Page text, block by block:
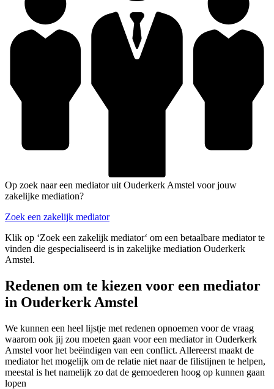
Op zoek naar een mediator uit Ouderkerk Amstel voor jouw
zakelijke mediation?
Zoek een zakelijk mediator
Klik op ‘Zoek een zakelijk mediator‘ om een betaalbare mediator te
vinden die gespecialiseerd is in zakelijke mediation Ouderkerk
Amstel.
Redenen om te kiezen voor een mediator
in Ouderkerk Amstel
We kunnen een heel lijstje met redenen opnoemen voor de vraag
waarom ook jij zou moeten gaan voor een mediator in Ouderkerk
Amstel voor het beëindigen van een conflict. Allereerst maakt de
mediator het mogelijk om de relatie niet naar de filistijnen te helpen,
meestal is het namelijk zo dat de gemoederen hoog op kunnen gaan
lopen